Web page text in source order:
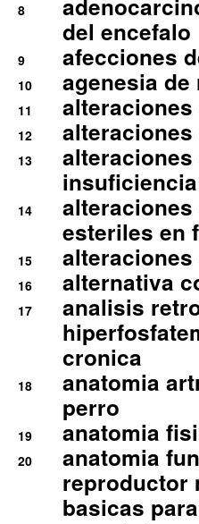
8
del encefalo
9 afecciones
10 agenesia de
11
12
13
14
esteriles en
15
16 alternativa
17
analisis
cronica
18
anatomia
perro
19 anatomia
20
anatomia
reproductor
basicas